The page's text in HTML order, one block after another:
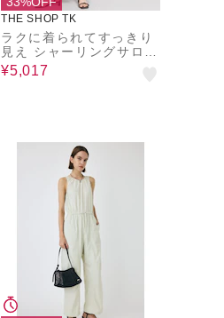
THE SHOP TK
ラクに着られてすっきり
見え シャーリングサロペ
ット
¥5,017